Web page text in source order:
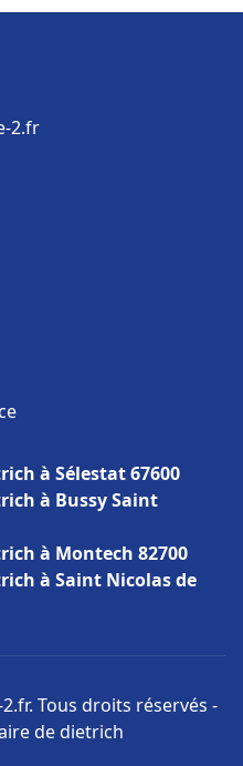
2.fr
à Sélestat 67600
à Bussy Saint
à Montech 82700
à Saint Nicolas de
Tous droits réservés -
de dietrich